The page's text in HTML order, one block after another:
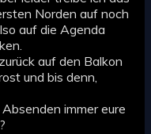
Norden auf noch
auf die Agenda
auf den Balkon
und bis denn,
immer eure